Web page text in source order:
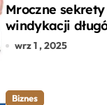
Mroczne
windykacji
departamencie
wrz 1 , 2025
Biznes